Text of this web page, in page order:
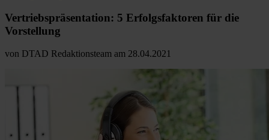
Vertriebspräsentation: 5 Erfolgsfaktoren für die
Vorstellung
von DTAD Redaktionsteam am 28.04.2021